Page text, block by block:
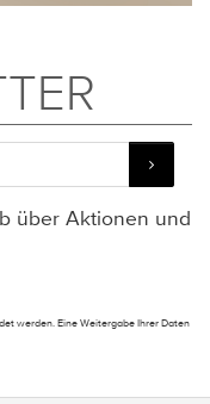
über Aktionen und
werden. Eine Weitergabe Ihrer Daten